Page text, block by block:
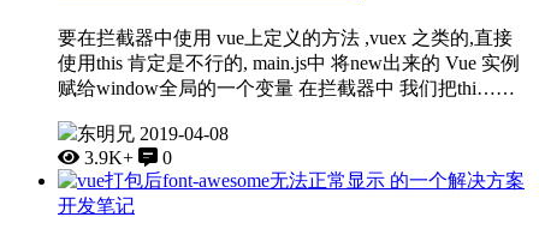
要在拦截器中使用 vue上定义的方法 ,vuex 之类的,直接
使用this 肯定是不行的, main.js中 将new出来的 Vue 实例
赋给window全局的一个变量 在拦截器中 我们把thi……
东明兄 2019-04-08
3.9K+
0
开发笔记